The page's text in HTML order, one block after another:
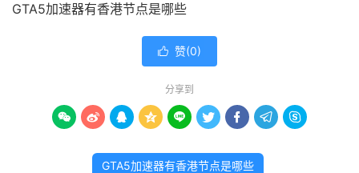
GTA5加速器有香港节点是哪些
 赞(0)
分享到
        
GTA5加速器有香港节点是哪些